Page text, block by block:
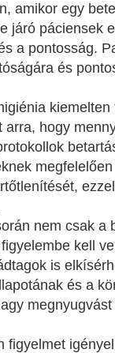
amikor egy
járó páciensek
a pontosság.
és
kiemelten
hogy
nem csak a
kell
is
és a
figyelmet